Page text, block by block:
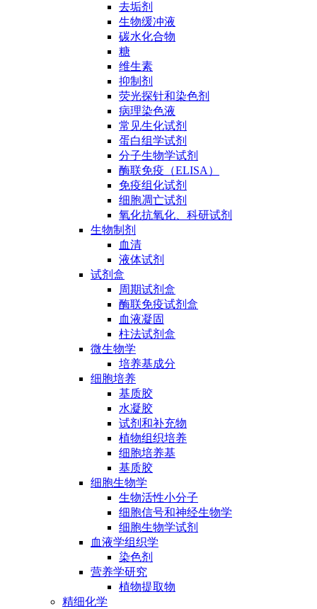
去垢剂
生物缓冲液
碳水化合物
糖
维生素
抑制剂
荧光探针和染色剂
病理染色液
常见生化试剂
蛋白组学试剂
分子生物学试剂
酶联免疫（ELISA）
免疫组化试剂
细胞凋亡试剂
氧化抗氧化、科研试剂
生物制剂
血清
液体试剂
试剂盒
周期试剂盒
酶联免疫试剂盒
血液凝固
柱法试剂盒
微生物学
培养基成分
细胞培养
基质胶
水凝胶
试剂和补充物
植物组织培养
细胞培养基
基质胶
细胞生物学
生物活性小分子
细胞信号和神经生物学
细胞生物学试剂
血液学组织学
染色剂
营养学研究
植物提取物
精细化学